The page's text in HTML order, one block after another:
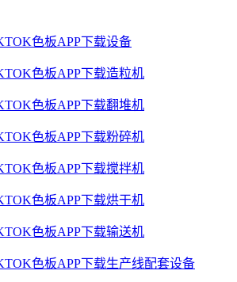
色板APP下载设备
色板APP下载造粒机
色板APP下载翻堆机
色板APP下载粉碎机
色板APP下载搅拌机
色板APP下载烘干机
色板APP下载输送机
色板APP下载生产线配套设备